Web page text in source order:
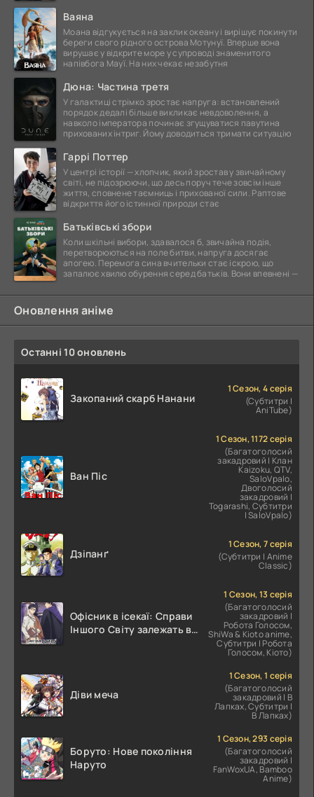
Ваяна
Моана відгукується на заклик океану і вирішує покинути
береги свого рідного острова Мотунуї. Вперше вона
вирушає у відкрите море у супроводі знаменитого
напівбога Мауї. На них чекає незабутня
Дюна: Частина третя
У галактиці стрімко зростає напруга: встановлений
порядок дедалі більше викликає невдоволення, а
навколо імператора починає згущуватися павутина
прихованих інтриг. Йому доводиться тримати ситуацію
Гаррі Поттер
У центрі історії — хлопчик, який зростав у звичайному
світі, не підозрюючи, що десь поруч тече зовсім інше
життя, сповнене таємниць і прихованої сили. Раптове
відкриття його істинної природи стає
Батьківські збори
Коли шкільні вибори, здавалося б, звичайна подія,
перетворюються на поле битви, напруга досягає
апогею. Перемога сина вчительки стає іскрою, що
запалює хвилю обурення серед батьків. Вони впевнені —
Оновлення аніме
Останні 10 оновлень
Закопаний скарб Нанани
1 Сезон, 4 серія
(Субтитри |
AniTube)
Ван Піс
1 Сезон, 1172 серія
(Багатоголосий
закадровий | Клан
Kaizoku, QTV,
SaloVpalo,
Двоголосий
закадровий |
Togarashi, Субтитри
| SaloVpalo)
Дзіпанґ
1 Сезон, 7 серія
(Субтитри | Anime
Classic)
Офісник в ісекаї: Справи
Іншого Світу залежать від
1 Сезон, 13 серія
(Багатоголосий
закадровий |
Робота Голосом,
ShiWa & Kioto anime,
Субтитри | Робота
Голосом, Кіото)
Діви меча
1 Сезон, 1 серія
(Багатоголосий
закадровий | В
Лапках, Субтитри |
В Лапках)
Боруто: Нове покоління
Наруто
1 Сезон, 293 серія
(Багатоголосий
закадровий |
FanWoxUA, Bamboo
Anime)